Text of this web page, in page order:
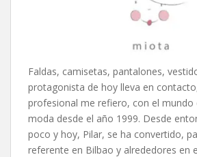
Faldas, camisetas, pantalones,
protagonista de hoy lleva en
profesional me refiero, con el mundo
moda desde el año 1999. Desde
poco y hoy, Pilar, se ha convertido,
referente en Bilbao y alrededores en